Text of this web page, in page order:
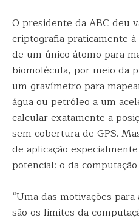
O presidente da ABC deu
criptografia praticamente
de um único átomo para
biomolécula, por meio da
um gravímetro para
água ou petróleo a um
calcular exatamente a
sem cobertura de GPS.
de aplicação
potencial: o da
“Uma das motivações
são os limites da